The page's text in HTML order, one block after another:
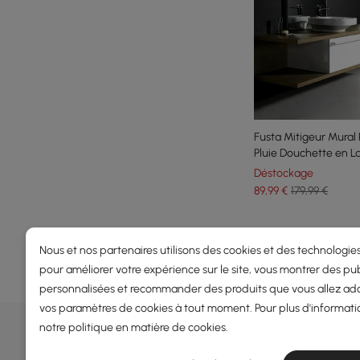
Fusta Mitigeur Mural
Pluie Douchette en
Déstockage
89,99€ 179,99 €
OFFRES, INSPIRATION ET
En savoir plus sur les offres spéciales, les promotions, les
Nous et nos partenaires utilisons des cookies et des
pour améliorer votre expérience sur le site, vous montrer des
personnalisées et recommander des produits que vous allez
vos paramètres de cookies à tout moment. Pour plus
notrepolitique en matière de cookies.